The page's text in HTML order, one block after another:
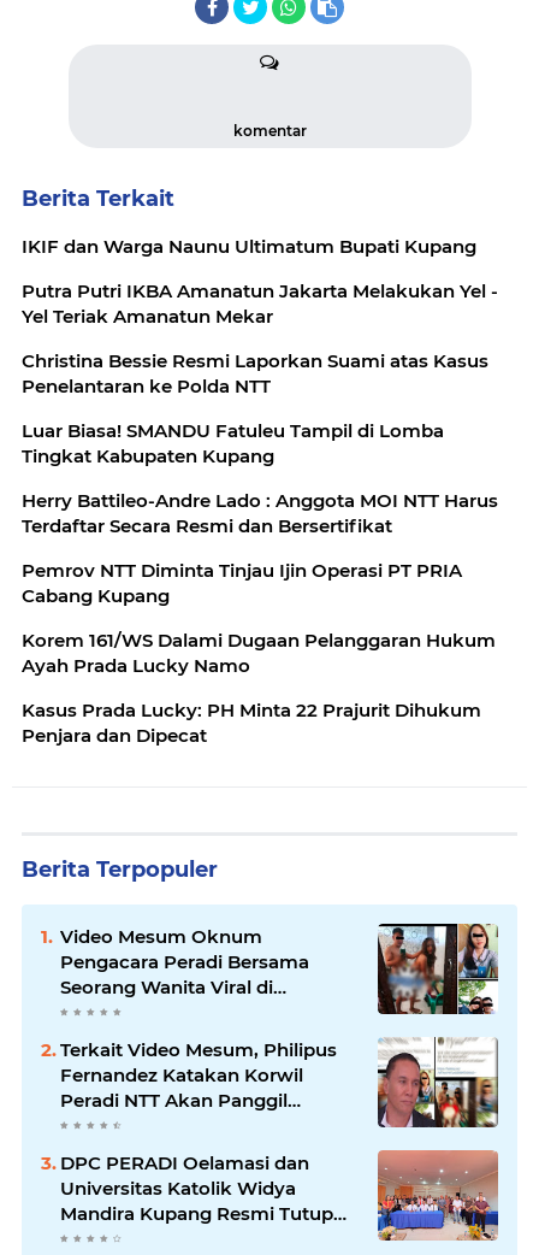
komentar
Berita Terkait
IKIF dan Warga Naunu Ultimatum Bupati Kupang
Putra Putri IKBA Amanatun Jakarta Melakukan Yel -
Yel Teriak Amanatun Mekar
Christina Bessie Resmi Laporkan Suami atas Kasus
Penelantaran ke Polda NTT
Luar Biasa! SMANDU Fatuleu Tampil di Lomba
Tingkat Kabupaten Kupang
Herry Battileo-Andre Lado : Anggota MOI NTT Harus
Terdaftar Secara Resmi dan Bersertifikat
Pemrov NTT Diminta Tinjau Ijin Operasi PT PRIA
Cabang Kupang
Korem 161/WS Dalami Dugaan Pelanggaran Hukum
Ayah Prada Lucky Namo
Kasus Prada Lucky: PH Minta 22 Prajurit Dihukum
Penjara dan Dipecat
Berita Terpopuler
Video Mesum Oknum
Pengacara Peradi Bersama
Seorang Wanita Viral di
Facebook
Terkait Video Mesum, Philipus
Fernandez Katakan Korwil
Peradi NTT Akan Panggil
Oknum Advokat
DPC PERADI Oelamasi dan
Universitas Katolik Widya
Mandira Kupang Resmi Tutup
PKPA Angkatan II